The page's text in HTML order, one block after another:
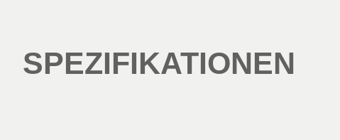
SPEZIFIKATIONEN